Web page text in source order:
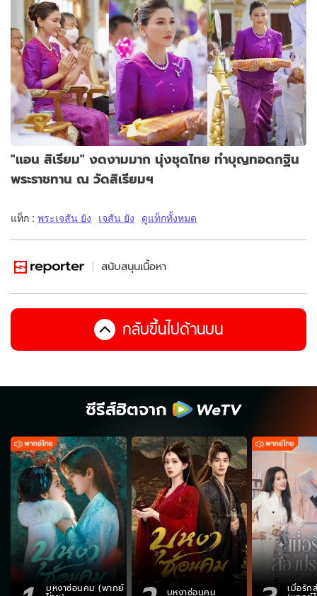
"แอน สิเรียม" งดงามมาก นุ่งชุดไทย ทำบุญทอดกฐิน
พระราชทาน ณ วัดสิเรียมฯ
แท็ก : พระเจสัน ยัง เจสัน ยัง ดูแท็กทั้งหมด
สนับสนุนเนื้อหา
กลับขึ้นไปด้านบน
ซีรีส์ฮิตจาก
บุหงาซ่อนคม (พากย์ บุหงาซ่อนคม เมื่อรัก